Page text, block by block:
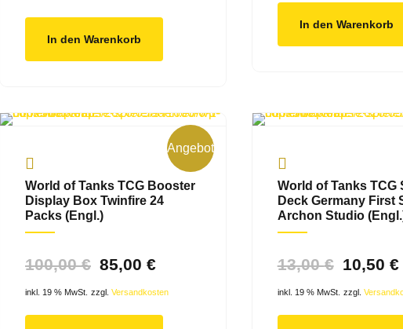
In den Warenkorb
In den Warenkorb
Angebot!
World of Tanks TCG Booster
Display Box Twinfire 24
Packs (Engl.)
100,00€ Ursprünglicher
Preis
war:
85,00 €Aktueller
Preis
ist:
inkl. 19 % MwSt. zzgl. Versandkosten
World of Tanks TCG
Deck Germany First
Archon Studio
13,00€
Preis
war:
10,50 €
inkl. 19 % MwSt. zzgl.